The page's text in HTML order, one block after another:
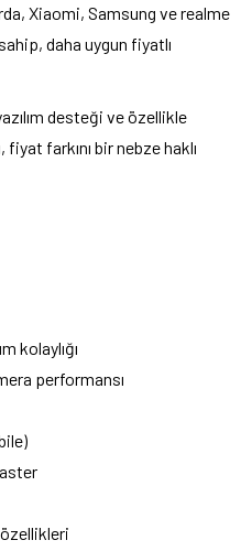
Xiaomi, Samsung ve realme
daha uygun fiyatlı
desteği ve özellikle
fiyat farkını bir nebze haklı
kolaylığı
performansı